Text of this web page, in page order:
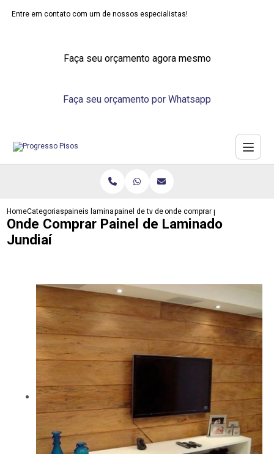
Entre em contato com um de nossos especialistas!
Faça seu orçamento agora mesmo
Faça seu orçamento por Whatsapp
HomeCategoriaspaineis laminadospainel de tv de laminadoonde comprar painel de
Onde Comprar Painel de Laminado
Jundiaí